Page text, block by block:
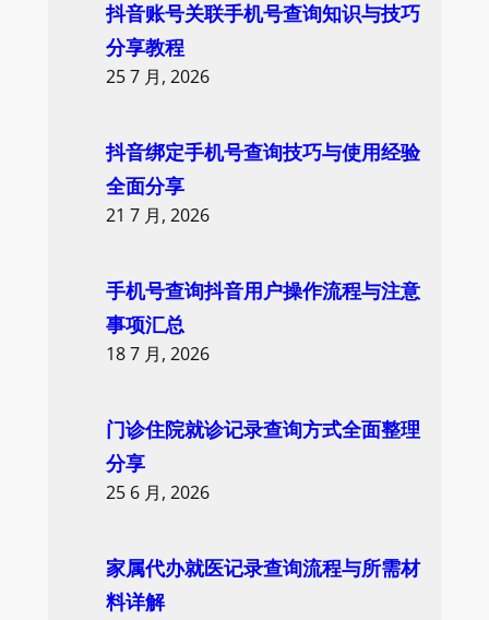
抖音账号关联手机号查询知识与技巧
分享教程
25 7 月, 2026
抖音绑定手机号查询技巧与使用经验
全面分享
21 7 月, 2026
手机号查询抖音用户操作流程与注意
事项汇总
18 7 月, 2026
门诊住院就诊记录查询方式全面整理
分享
25 6 月, 2026
家属代办就医记录查询流程与所需材
料详解